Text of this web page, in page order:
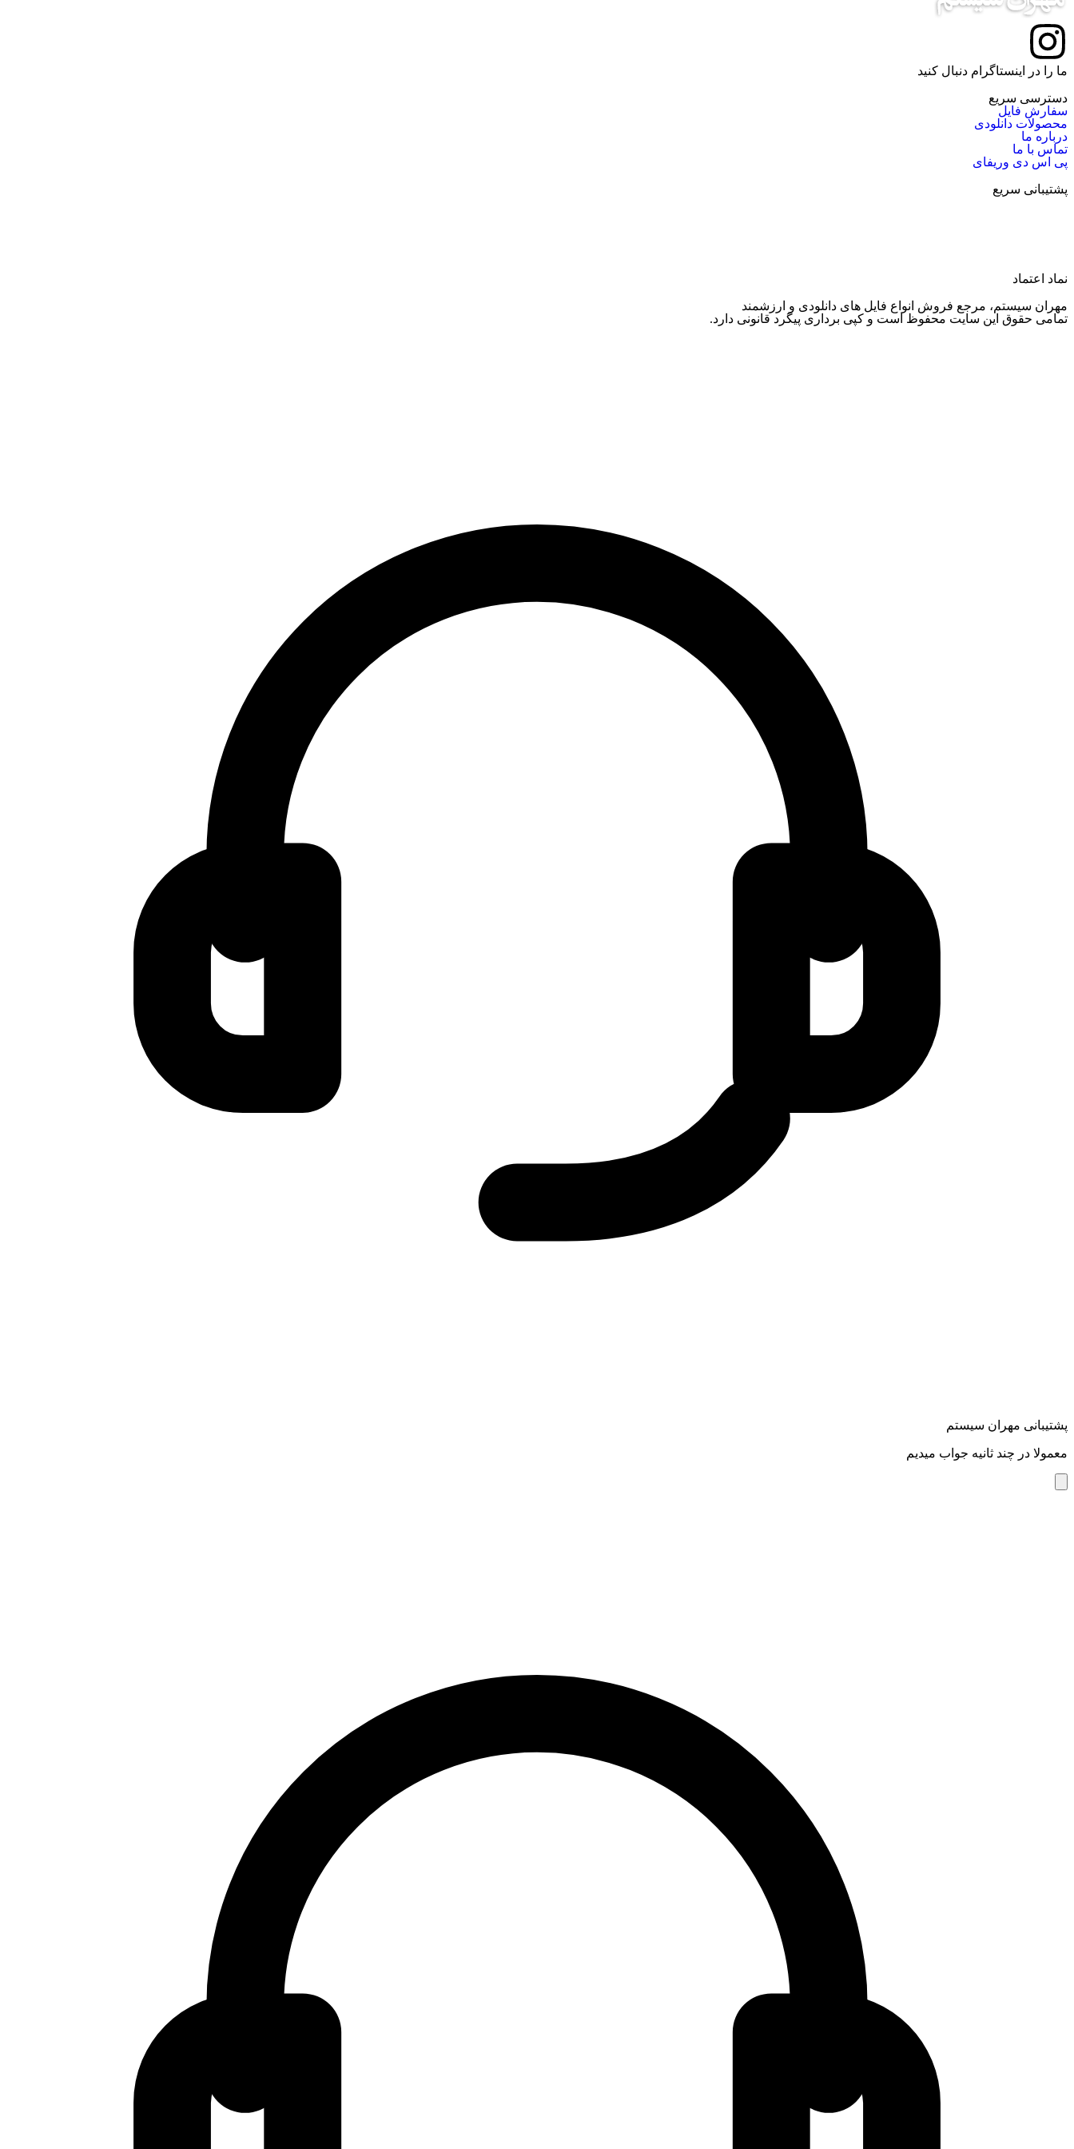
ما را در اینستاگرام دنبال کنید
دسترسی سریع
سفارش فایل
محصولات دانلودی
درباره ما
تماس با ما
پی اس دی وریفای
پشتیبانی سریع
نماد اعتماد
مهران سیستم، مرجع فروش انواع فایل های دانلودی و ارزشمند
تمامی حقوق این سایت محفوظ است و کپی برداری پیگرد قانونی دارد.
پشتیبانی مهران سیستم
معمولا در چند ثانیه جواب میدیم